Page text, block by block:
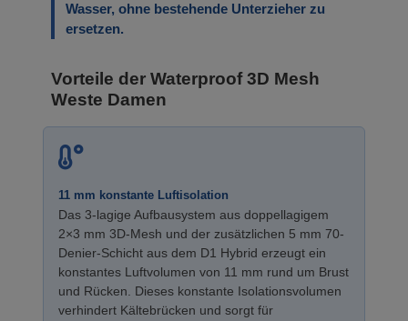
Wasser, ohne bestehende Unterzieher zu
ersetzen.
Vorteile der Waterproof 3D Mesh
Weste Damen
11 mm konstante Luftisolation
Das 3-lagige Aufbausystem aus doppellagigem
2×3 mm 3D-Mesh und der zusätzlichen 5 mm 70-
Denier-Schicht aus dem D1 Hybrid erzeugt ein
konstantes Luftvolumen von 11 mm rund um Brust
und Rücken. Dieses konstante Isolationsvolumen
verhindert Kältebrücken und sorgt für